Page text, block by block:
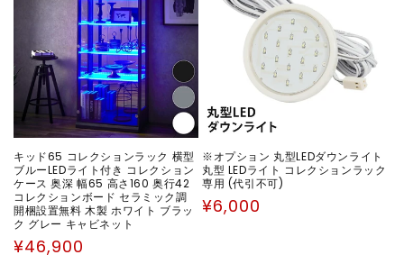
キッド65 コレクションラック 横型
ブルーLEDライト付き コレクション
ケース 奥深 幅65 高さ160 奥行42
コレクションボード セラミック調
開梱設置無料 木製 ホワイト ブラッ
ク グレー キャビネット
通
¥46,900
※オプション 丸型LEDダウンライト
丸型 LEDライト コレクションラック
専用 (代引不可)
通
¥6,000